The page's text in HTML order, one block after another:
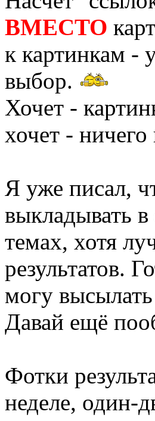
ВМЕСТО
к картинкам -
выбор.
Хочет -
хочет -
Я уже писал,
выкладывать
темах, хотя
результатов.
могу
Давай ещё
Фотки
неделе, один-